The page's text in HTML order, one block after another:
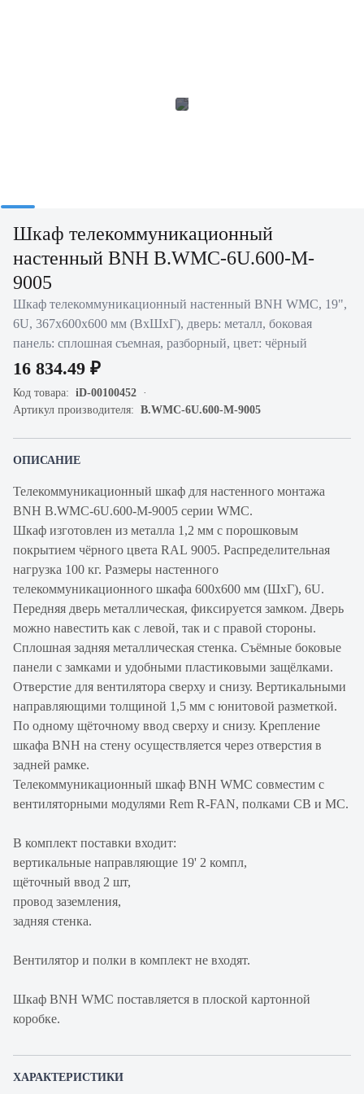
Шкаф телекоммуникационный
настенный BNH B.WMC-6U.600-M-
9005
Шкаф телекоммуникационный настенный BNH WMC, 19",
6U, 367х600х600 мм (ВхШхГ), дверь: металл, боковая
панель: сплошная съемная, разборный, цвет: чёрный
16 834.49 ₽
Код товара: iD-00100452
Артикул производителя: B.WMC-6U.600-M-9005
ОПИСАНИЕ
Телекоммуникационный шкаф для настенного монтажа
BNH B.WMC-6U.600-M-9005 серии WMC.
Шкаф изготовлен из металла 1,2 мм с порошковым
покрытием чёрного цвета RAL 9005. Распределительная
нагрузка 100 кг. Размеры настенного
телекоммуникационного шкафа 600х600 мм (ШхГ), 6U.
Передняя дверь металлическая, фиксируется замком. Дверь
можно навестить как с левой, так и с правой стороны.
Сплошная задняя металлическая стенка. Съёмные боковые
панели с замками и удобными пластиковыми защёлками.
Отверстие для вентилятора сверху и снизу. Вертикальными
направляющими толщиной 1,5 мм с юнитовой разметкой.
По одному щёточному ввод сверху и снизу. Крепление
шкафа BNH на стену осуществляется через отверстия в
задней рамке.
Телекоммуникационный шкаф BNH WMC совместим с
вентиляторными модулями Rem R-FAN, полками СВ и МС.
В комплект поставки входит:
вертикальные направляющие 19' 2 компл,
щёточный ввод 2 шт,
провод заземления,
задняя стенка.
Вентилятор и полки в комплект не входят.
Шкаф BNH WMC поставляется в плоской картонной
коробке.
ХАРАКТЕРИСТИКИ